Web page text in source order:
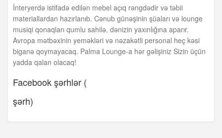
İnteryerdə istifadə edilən mebel açıq rəngdədir və təbii
materiallardan hazırlanıb. Cənub günəşinin şüaları və lounge
musiqi qonaqları qumlu sahilə, dənizin yaxınlığına aparır.
Avropa mətbəxinin yeməkləri və nəzakətli personal heç kəsi
biganə qoymayacaq. Palma Lounge-a hər gəlişiniz Sizin üçün
yadda qalan olacaq!
Facebook şərhlər (
şərh)